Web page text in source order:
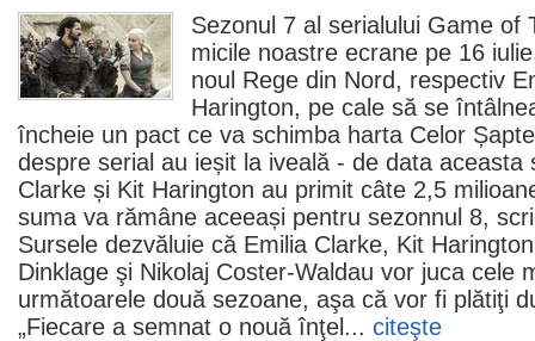
Sezonul 7 al serialului Game of
micile noastre ecrane pe 16
noul Rege din Nord, respectiv
Harington, pe cale să se
încheie un pact ce va schimba harta Celor
despre serial au ieșit la iveală - de data
Clarke și Kit Harington au primit câte 2,5
suma va rămâne aceeași pentru sezonnul 8,
Sursele dezvăluie că Emilia Clarke, Kit
Dinklage şi Nikolaj Coster-Waldau vor juca cele
următoarele două sezoane, aşa că vor fi plătiţi
„Fiecare a semnat o nouă înţel... citeşte